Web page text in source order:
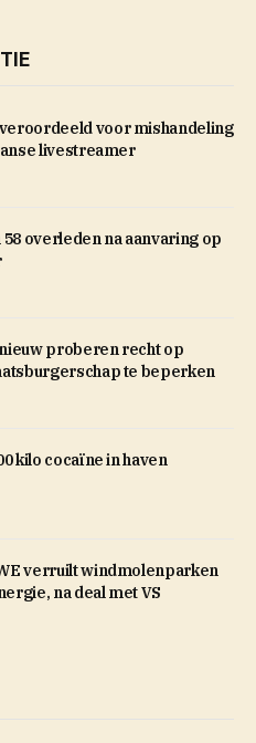
voor mishandeling
livestreamer
overleden na aanvaring op
proberen recht op
te beperken
kilo cocaïne in haven
verruilt windmolenparken
na deal met VS